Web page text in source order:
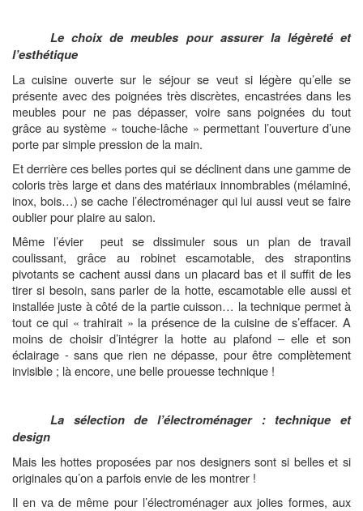
Le choix de meubles pour assurer la légèreté et
l’esthétique
La cuisine ouverte sur le séjour se veut si légère qu’elle se
présente avec des poignées très discrètes, encastrées dans les
meubles pour ne pas dépasser, voire sans poignées du tout
grâce au système « touche-lâche » permettant l’ouverture d’une
porte par simple pression de la main.
Et derrière ces belles portes qui se déclinent dans une gamme de
coloris très large et dans des matériaux innombrables (mélaminé,
inox, bois…) se cache l’électroménager qui lui aussi veut se faire
oublier pour plaire au salon.
Même l’évier
peut se dissimuler sous un plan de travail
coulissant, grâce au robinet escamotable, des strapontins
pivotants se cachent aussi dans un placard bas et il suffit de les
tirer si besoin, sans parler de la hotte, escamotable elle aussi et
installée juste à côté de la partie cuisson… la technique permet à
tout ce qui « trahirait » la présence de la cuisine de s’effacer. A
moins de choisir d’intégrer la hotte au plafond – elle et son
éclairage - sans que rien ne dépasse, pour être complètement
invisible ; là encore, une belle prouesse technique !
La sélection de l’électroménager : technique et
design
Mais les hottes proposées par nos designers sont si belles et si
originales qu’on a parfois envie de les montrer !
Il en va de même pour l’électroménager aux jolies formes, aux